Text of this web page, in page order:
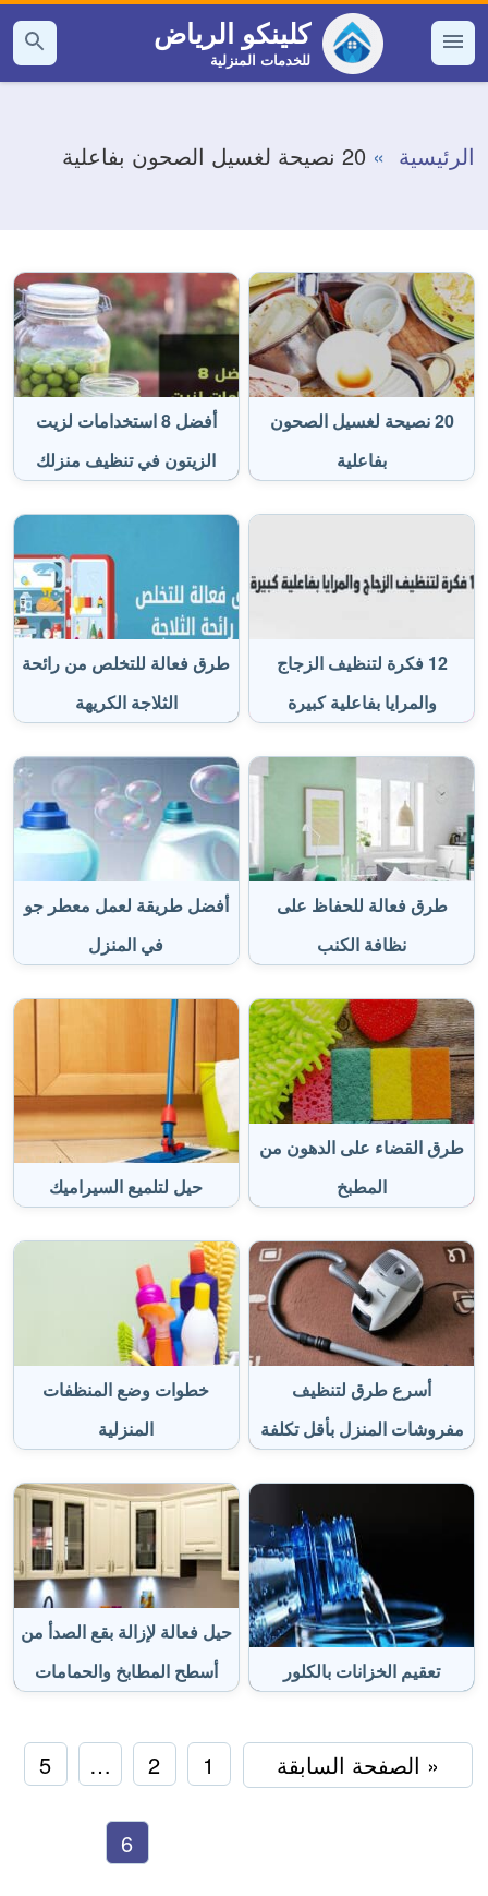
التجاوز
إلى القائمة
كلينكو الرياض
للخدمات المنزلية
بحث
عن
الرئيسية 20 نصيحة لغسيل الصحون بفاعلية
20 نصيحة لغسيل الصحون
بفاعلية
أفضل 8 استخدامات لزيت
الزيتون في تنظيف منزلك
12 فكرة لتنظيف الزجاج
والمرايا بفاعلية كبيرة
طرق فعالة للتخلص من رائحة
الثلاجة الكريهة
طرق فعالة للحفاظ على
نظافة الكنب
أفضل طريقة لعمل معطر جو
في المنزل
طرق القضاء على الدهون من
المطبخ
حيل لتلميع السيراميك
أسرع طرق لتنظيف
مفروشات المنزل بأقل تكلفة
خطوات وضع المنظفات
المنزلية
تعقيم الخزانات بالكلور
حيل فعالة لإزالة بقع الصدأ من
أسطح المطابخ والحمامات
« الصفحة السابقة 1
2
…
5
6